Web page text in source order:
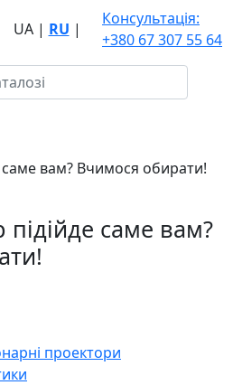
UA | RU |
Консультація:
+380 67 307 55 64
саме вам? Вчимося обирати!
саме вам?
проектори